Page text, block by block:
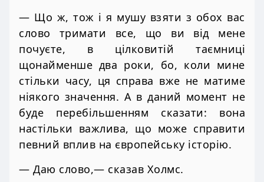
— Що ж, тож і я мушу взяти з обох вас
слово тримати все, що ви від мене
почуєте, в цілковитій таємниці
щонайменше два роки, бо, коли мине
стільки часу, ця справа вже не матиме
ніякого значення. А в даний момент не
буде перебільшенням сказати: вона
настільки важлива, що може справити
певний вплив на європейську історію.
— Даю слово,— сказав Холмс.